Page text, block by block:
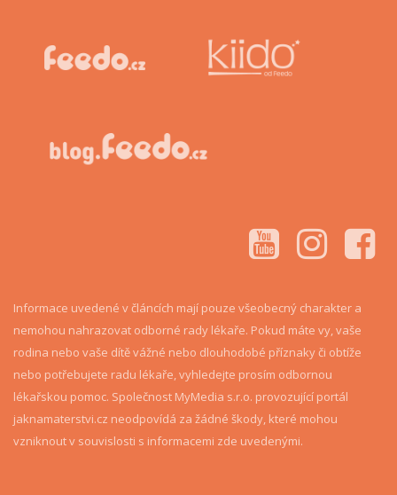
Informace uvedené v článcích mají pouze všeobecný charakter a
nemohou nahrazovat odborné rady lékaře. Pokud máte vy, vaše
rodina nebo vaše dítě vážné nebo dlouhodobé příznaky či obtíže
nebo potřebujete radu lékaře, vyhledejte prosím odbornou
lékařskou pomoc. Společnost MyMedia s.r.o. provozující portál
jaknamaterstvi.cz neodpovídá za žádné škody, které mohou
vzniknout v souvislosti s informacemi zde uvedenými.